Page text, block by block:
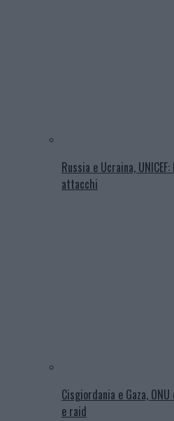
Russia e Ucraina,
attacchi
Cisgiordania e Gaza,
e raid